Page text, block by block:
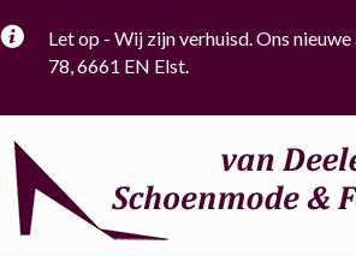
Let op - Wij zijn verhuisd. Ons
78, 6661 EN Elst.